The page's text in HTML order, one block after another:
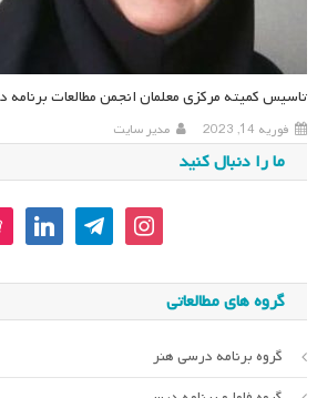
تاسیس کمیته مرکزی معلمان انجمن مطالعات برنامه
فوریه 14, 2023 مدیر سایت
ما را دنبال کنید
instagram
telegram
linkedin
گروه های مطالعاتی
گروه برنامه درسی هنر